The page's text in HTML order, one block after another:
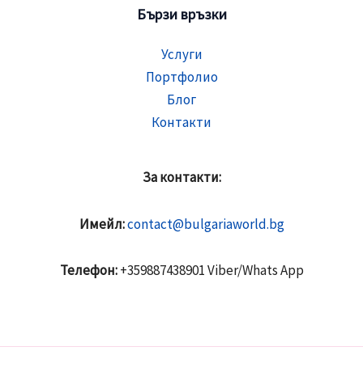
Бързи връзки
Услуги
Портфолио
Блог
Контакти
За контакти:
Имейл:contact@bulgariaworld.bg
Телефон:+359887438901 Viber/Whats App